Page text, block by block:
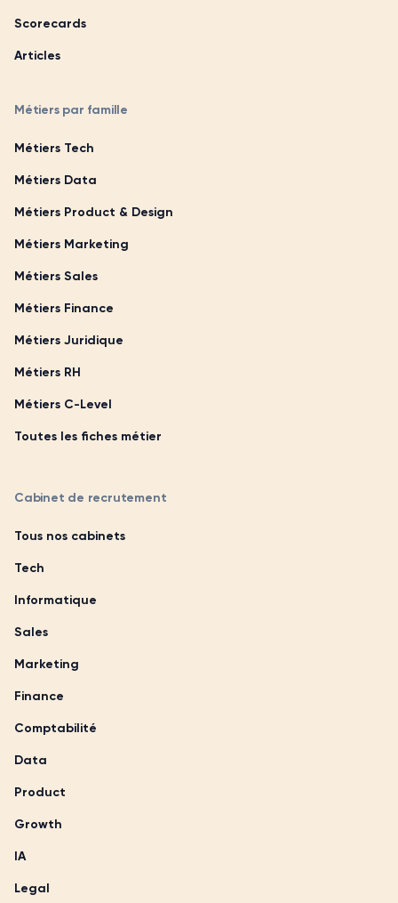
Scorecards
Articles
Métiers par famille
Métiers Tech
Métiers Data
Métiers Product & Design
Métiers Marketing
Métiers Sales
Métiers Finance
Métiers Juridique
Métiers RH
Métiers C-Level
Toutes les fiches métier
Cabinet de recrutement
Tous nos cabinets
Tech
Informatique
Sales
Marketing
Finance
Comptabilité
Data
Product
Growth
IA
Legal